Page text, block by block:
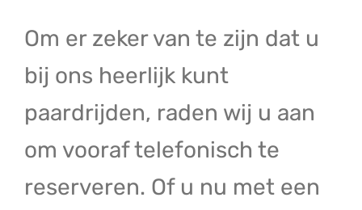
Om er zeker van te zijn dat u
bij ons heerlijk kunt
paardrijden, raden wij u aan
om vooraf telefonisch te
reserveren. Of u nu met een